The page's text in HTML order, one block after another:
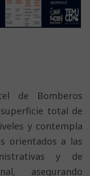
de Bomberos
total de
y contempla
orientados a las
y de
asegurando